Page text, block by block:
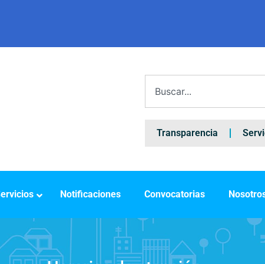
Transparencia
Notificaciones Convocatorias